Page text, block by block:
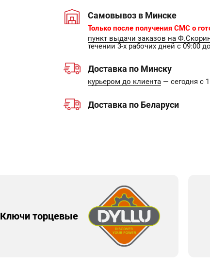
Самовывоз в Минске
Только после получения СМС о
пункт выдачи заказов на
течении 3-х рабочих дней с 09:00
Доставка по Минску
курьером до клиента — сегодня с
Доставка по Беларуси
Ключи торцевые